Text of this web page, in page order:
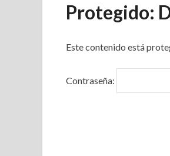
Protegido:
Este contenido está
Contraseña: